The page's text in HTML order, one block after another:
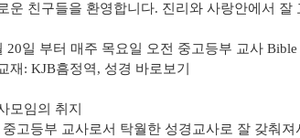
운 친구들을 환영합니다. 진리와 사랑안에서
20일 부터 매주 목요일 오전 중고등부 교사
재: KJB흠정역, 성경 바로보기
모임의 취지
고등부 교사로서 탁월한 성경교사로 잘 갖춰